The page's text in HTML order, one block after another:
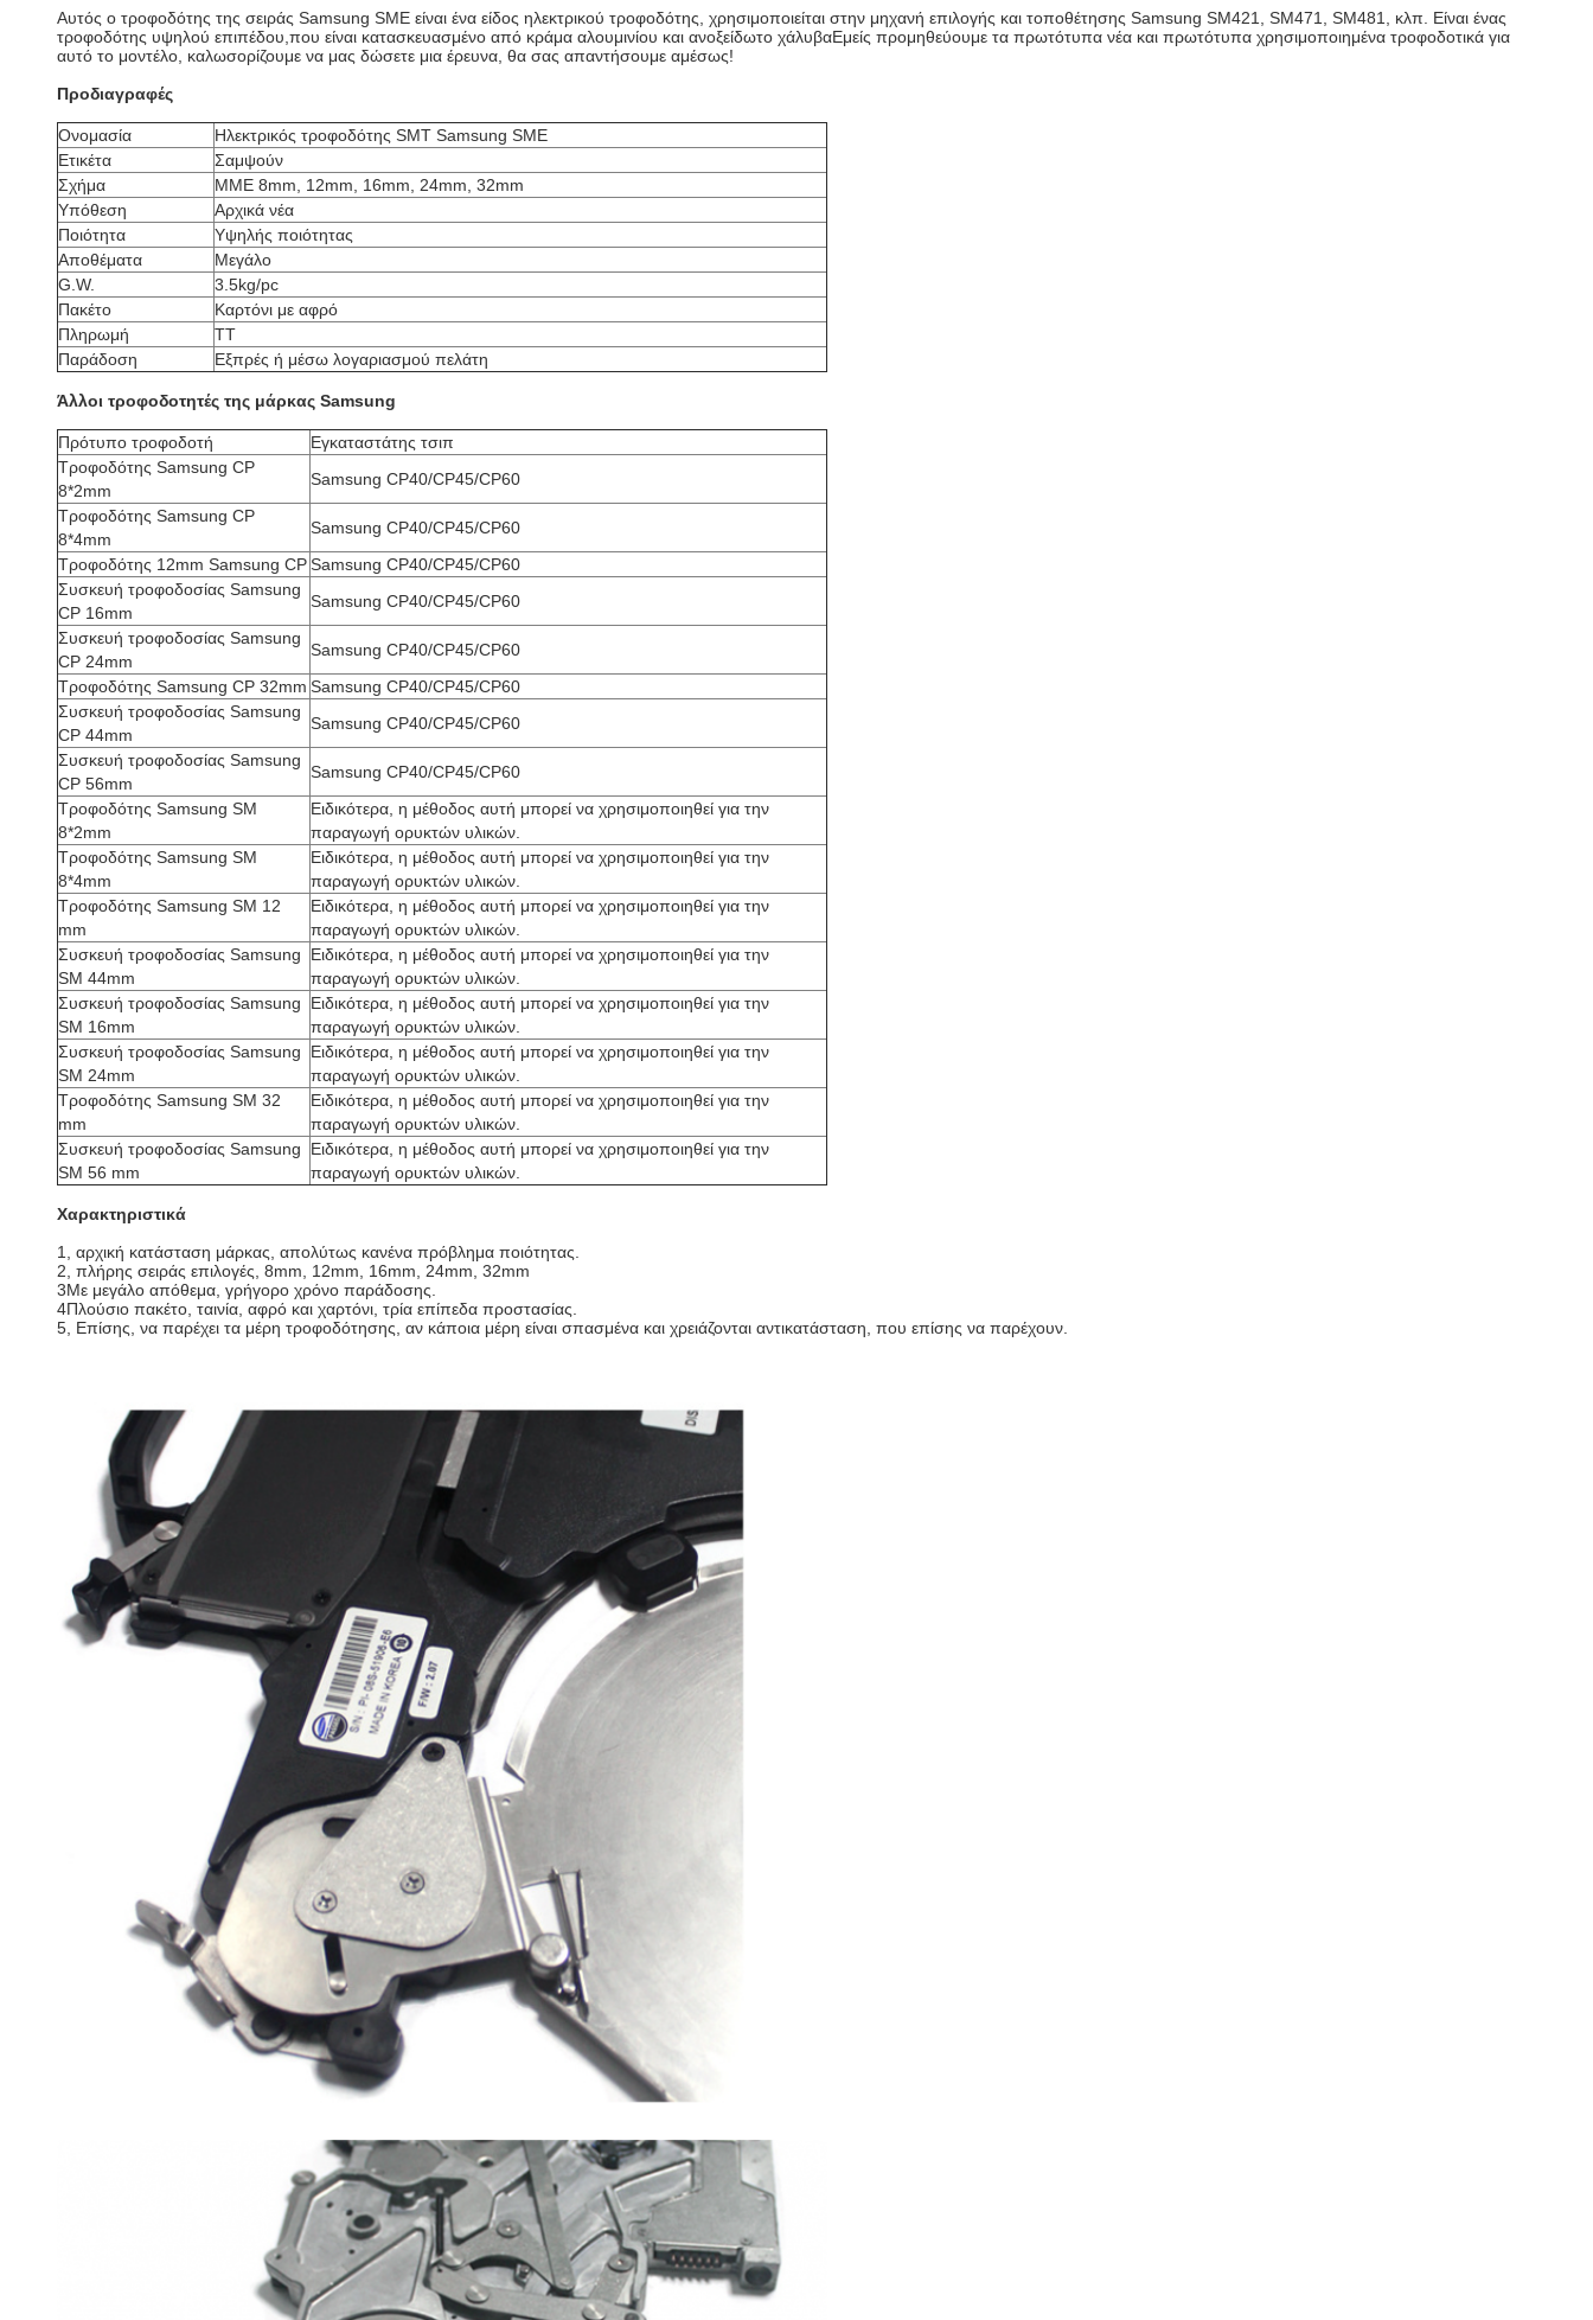
Αυτός ο τροφοδότης της σειράς Samsung SME είναι ένα είδος ηλεκτρικού τροφοδότης, χρησιμοποιείται στην μηχανή επιλογής και τοποθέτησης Samsung SM421, SM471, SM481, κλπ. Είναι ένας
τροφοδότης υψηλού επιπέδου,που είναι κατασκευασμένο από κράμα αλουμινίου και ανοξείδωτο χάλυβαΕμείς προμηθεύουμε τα πρωτότυπα νέα και πρωτότυπα χρησιμοποιημένα τροφοδοτικά για
αυτό το μοντέλο, καλωσορίζουμε να μας δώσετε μια έρευνα, θα σας απαντήσουμε αμέσως!
Προδιαγραφές
Ονομασία
Ηλεκτρικός τροφοδότης SMT Samsung SME
Ετικέτα
Σαμψούν
Σχήμα
ΜΜΕ 8mm, 12mm, 16mm, 24mm, 32mm
Υπόθεση
Αρχικά νέα
Ποιότητα
Υψηλής ποιότητας
Αποθέματα
Μεγάλο
G.W.
3.5kg/pc
Πακέτο
Καρτόνι με αφρό
Πληρωμή
ΤΤ
Παράδοση
Εξπρές ή μέσω λογαριασμού πελάτη
Άλλοι τροφοδοτητές της μάρκας Samsung
Πρότυπο τροφοδοτή
Εγκαταστάτης τσιπ
Τροφοδότης Samsung CP
8*2mm
Samsung CP40/CP45/CP60
Τροφοδότης Samsung CP
8*4mm
Samsung CP40/CP45/CP60
Τροφοδότης 12mm Samsung CPSamsung CP40/CP45/CP60
Συσκευή τροφοδοσίας Samsung
CP 16mm
Samsung CP40/CP45/CP60
Συσκευή τροφοδοσίας Samsung
CP 24mm
Samsung CP40/CP45/CP60
Τροφοδότης Samsung CP 32mm Samsung CP40/CP45/CP60
Συσκευή τροφοδοσίας Samsung
CP 44mm
Samsung CP40/CP45/CP60
Συσκευή τροφοδοσίας Samsung
CP 56mm
Samsung CP40/CP45/CP60
Τροφοδότης Samsung SM
8*2mm
Ειδικότερα, η μέθοδος αυτή μπορεί να χρησιμοποιηθεί για την
παραγωγή ορυκτών υλικών.
Τροφοδότης Samsung SM
8*4mm
Ειδικότερα, η μέθοδος αυτή μπορεί να χρησιμοποιηθεί για την
παραγωγή ορυκτών υλικών.
Τροφοδότης Samsung SM 12
mm
Ειδικότερα, η μέθοδος αυτή μπορεί να χρησιμοποιηθεί για την
παραγωγή ορυκτών υλικών.
Συσκευή τροφοδοσίας Samsung
SM 44mm
Ειδικότερα, η μέθοδος αυτή μπορεί να χρησιμοποιηθεί για την
παραγωγή ορυκτών υλικών.
Συσκευή τροφοδοσίας Samsung
SM 16mm
Ειδικότερα, η μέθοδος αυτή μπορεί να χρησιμοποιηθεί για την
παραγωγή ορυκτών υλικών.
Συσκευή τροφοδοσίας Samsung
SM 24mm
Ειδικότερα, η μέθοδος αυτή μπορεί να χρησιμοποιηθεί για την
παραγωγή ορυκτών υλικών.
Τροφοδότης Samsung SM 32
mm
Ειδικότερα, η μέθοδος αυτή μπορεί να χρησιμοποιηθεί για την
παραγωγή ορυκτών υλικών.
Συσκευή τροφοδοσίας Samsung
SM 56 mm
Ειδικότερα, η μέθοδος αυτή μπορεί να χρησιμοποιηθεί για την
παραγωγή ορυκτών υλικών.
Χαρακτηριστικά
1, αρχική κατάσταση μάρκας, απολύτως κανένα πρόβλημα ποιότητας.
2, πλήρης σειράς επιλογές, 8mm, 12mm, 16mm, 24mm, 32mm
3Με μεγάλο απόθεμα, γρήγορο χρόνο παράδοσης.
4Πλούσιο πακέτο, ταινία, αφρό και χαρτόνι, τρία επίπεδα προστασίας.
5, Επίσης, να παρέχει τα μέρη τροφοδότησης, αν κάποια μέρη είναι σπασμένα και χρειάζονται αντικατάσταση, που επίσης να παρέχουν.